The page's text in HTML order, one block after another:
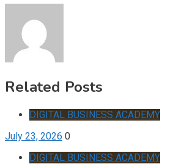
Related Posts
DIGITAL BUSINESS ACADEMY
July 23, 2026 0
DIGITAL BUSINESS ACADEMY